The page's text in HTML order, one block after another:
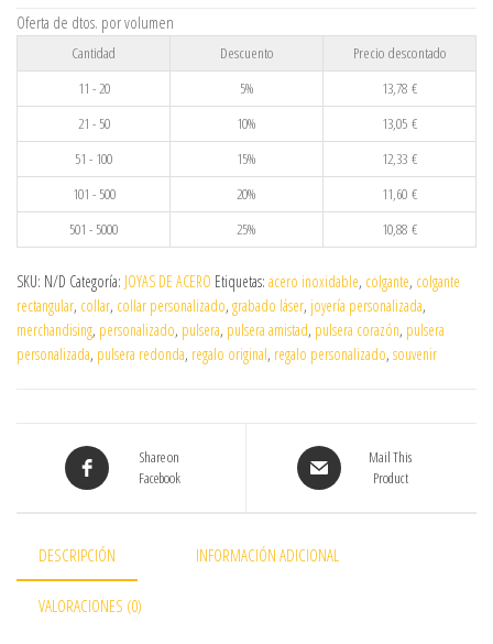
Oferta de dtos. por volumen
Cantidad Descuento
Precio descontado
11 - 20
5% 13,78 €
21 - 50
10% 13,05 €
51 - 100
15% 12,33 €
101 - 500
20% 11,60 €
501 - 5000
25% 10,88 €
SKU: N/D Categoría: JOYAS DE ACERO Etiquetas: acero inoxidable, colgante, colgante
rectangular, collar, collar personalizado, grabado láser, joyería personalizada,
merchandising, personalizado, pulsera, pulsera amistad, pulsera corazón, pulsera
personalizada, pulsera redonda, regalo original, regalo personalizado, souvenir
Share on
Facebook
Mail This
Product
DESCRIPCIÓN INFORMACIÓN ADICIONAL
VALORACIONES (0)